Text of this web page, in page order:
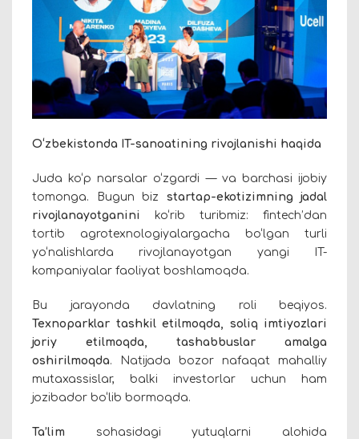
O‘zbekistonda IT-sanoatini ng rivojlanishi haqida
Juda ko‘p narsalar o‘zgardi — va barchasi ijobiy
tomonga. Bugun biz startap-ekotizimning jadal
rivojlanayotganini ko‘rib turibmiz: fintech’dan
tortib agrotexnologiyalargacha bo‘lgan turli
yo‘nalishlarda rivojlanayotgan yangi IT-
kompaniyalar faoliyat boshlamoqda.
Bu jarayonda davlatning roli beqiyos.
Texnoparklar tashkil etilmoqda, soliq imtiyozlari
joriy etilmoqda, tashabbuslar amalga
oshirilmoqda. Natijada bozor nafaqat mahalliy
mutaxassislar, balki investorlar uchun ham
jozibador bo‘lib bormoqda.
Ta’lim sohasidagi yutuqlarni alohida